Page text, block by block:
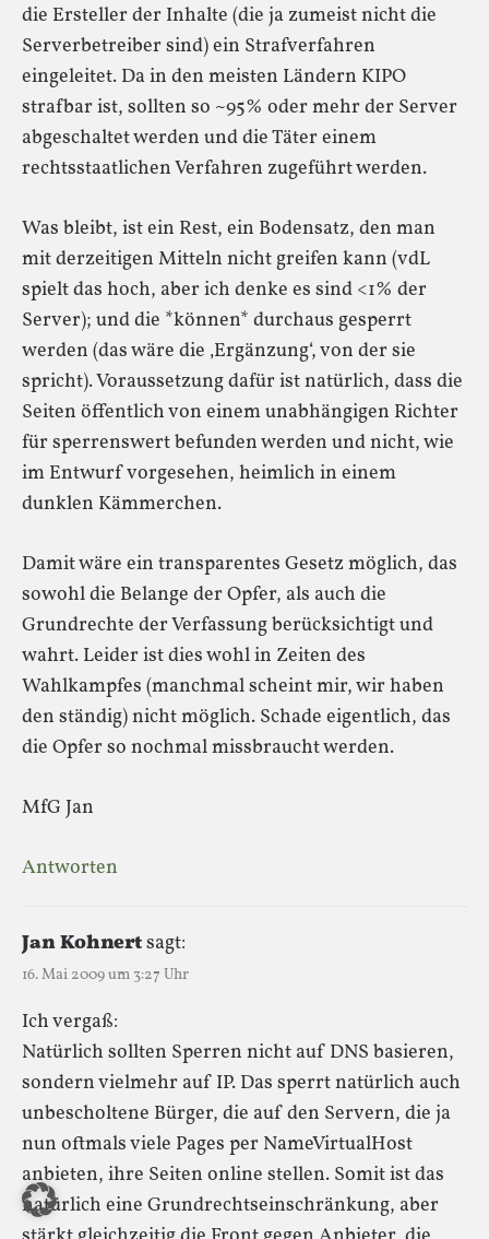
die Ersteller der Inhalte (die ja zumeist nicht die
Serverbetreiber sind) ein Strafverfahren
eingeleitet. Da in den meisten Ländern KIPO
strafbar ist, sollten so ~95% oder mehr der Server
abgeschaltet werden und die Täter einem
rechtsstaatlichen Verfahren zugeführt werden.
Was bleibt, ist ein Rest, ein Bodensatz, den man
mit derzeitigen Mitteln nicht greifen kann (vdL
spielt das hoch, aber ich denke es sind <1% der
Server); und die *können* durchaus gesperrt
werden (das wäre die ‚Ergänzung‘, von der sie
spricht). Voraussetzung dafür ist natürlich, dass die
Seiten öffentlich von einem unabhängigen Richter
für sperrenswert befunden werden und nicht, wie
im Entwurf vorgesehen, heimlich in einem
dunklen Kämmerchen.
Damit wäre ein transparentes Gesetz möglich, das
sowohl die Belange der Opfer, als auch die
Grundrechte der Verfassung berücksichtigt und
wahrt. Leider ist dies wohl in Zeiten des
Wahlkampfes (manchmal scheint mir, wir haben
den ständig) nicht möglich. Schade eigentlich, das
die Opfer so nochmal missbraucht werden.
MfG Jan
Antworten
Jan Kohnertsagt:
16. Mai 2009 um 3:27 Uhr
Ich vergaß:
Natürlich sollten Sperren nicht auf DNS basieren,
sondern vielmehr auf IP. Das sperrt natürlich auch
unbescholtene Bürger, die auf den Servern, die ja
nun oftmals viele Pages per NameVirtualHost
anbieten, ihre Seiten online stellen. Somit ist das
natürlich eine Grundrechtseinschränkung, aber